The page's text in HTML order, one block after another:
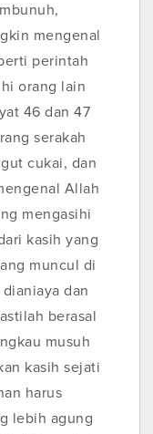
mengenal
perintah
orang lain
46 dan 47
serakah
cukai, dan
Allah
mengasihi
kasih yang
muncul di
dan
berasal
musuh
kasih sejati
harus
lebih agung